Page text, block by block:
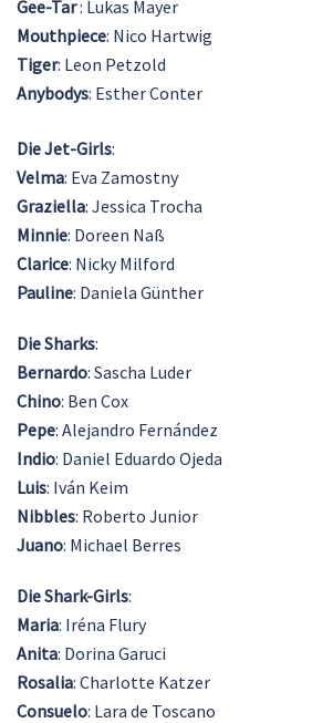
Gee-Tar: Lukas Mayer
Mouthpiece: Nico Hartwig
Tiger: Leon Petzold
Anybodys: Esther Conter
Die Jet-Girls:
Velma: Eva Zamostny
Graziella: Jessica Trocha
Minnie: Doreen Naß
Clarice: Nicky Milford
Pauline: Daniela Günther
Die Sharks:
Bernardo: Sascha Luder
Chino: Ben Cox
Pepe: Alejandro Fernández
Indio: Daniel Eduardo Ojeda
Luis: Iván Keim
Nibbles: Roberto Junior
Juano: Michael Berres
Die Shark-Girls:
Maria: Iréna Flury
Anita: Dorina Garuci
Rosalia: Charlotte Katzer
Consuelo: Lara de Toscano